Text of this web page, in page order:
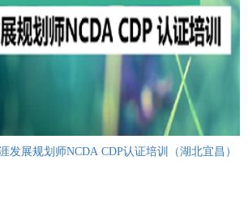
发展规划师NCDA CDP认证培训（湖北宜昌）